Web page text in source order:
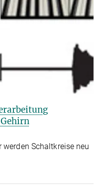
Schaltkreise neu